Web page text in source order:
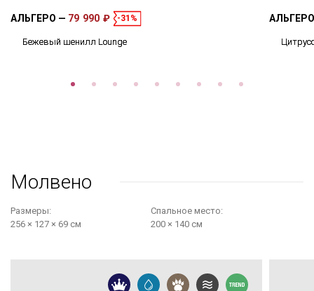
АЛЬГЕРО 79 990 ₽ -31%
Бежевый шенилл Lounge
Молвено
Размеры:
256 × 127 × 69 см
Cпальное место:
200 × 140 см